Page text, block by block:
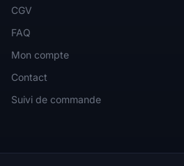
CGV
FAQ
Mon compte
Contact
Suivi de commande